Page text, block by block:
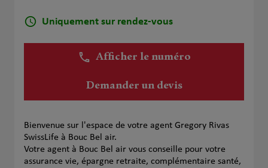
Uniquement sur rendez-vous
Afficher le numéro
Demander un devis
Bienvenue sur l'espace de votre agent Gregory Rivas
SwissLife à Bouc Bel air.
Votre agent à Bouc Bel air vous conseille pour votre
assurance vie, épargne retraite, complémentaire santé,